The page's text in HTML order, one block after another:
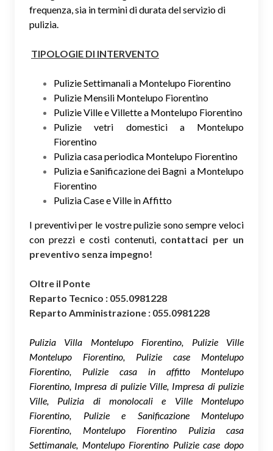
frequenza, sia in termini di durata del servizio di
pulizia.
TIPOLOGIE DI INTERVENTO
Pulizie Settimanali a Montelupo Fiorentino
Pulizie Mensili Montelupo Fiorentino
Pulizie Ville e Villette a Montelupo Fiorentino
Pulizie vetri domestici a Montelupo
Fiorentino
Pulizia casa periodica Montelupo Fiorentino
Pulizia e Sanificazione dei Bagni a Montelupo
Fiorentino
Pulizia Case e Ville in Affitto
I preventivi per le vostre pulizie sono sempre veloci
con prezzi e costi contenuti, contattaci per un
preventivo senza impegno!
Oltre il Ponte
Reparto Tecnico : 055.0981228
Reparto Amministrazione : 055.0981228
Pulizia Villa Montelupo Fiorentino, Pulizie Ville
Montelupo Fiorentino, Pulizie case Montelupo
Fiorentino, Pulizie casa in affitto Montelupo
Fiorentino, Impresa di pulizie Ville, Impresa di pulizie
Ville, Pulizia di monolocali e Ville Montelupo
Fiorentino, Pulizie e Sanificazione Montelupo
Fiorentino, Montelupo Fiorentino Pulizia casa
Settimanale, Montelupo Fiorentino Pulizie case dopo